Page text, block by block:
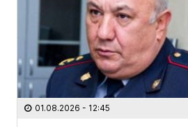
01.08.2026 - 12:45